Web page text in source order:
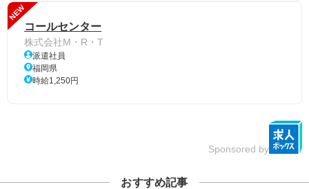
NEW
コールセンター
株式会社M・R・T
派遣社員
福岡県
時給1,250円
Sponsored by
おすすめ記事